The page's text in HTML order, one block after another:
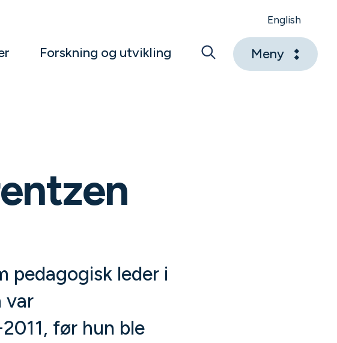
English
Forskning og utvikling Meny
pedagogisk leder i
var
før hun ble